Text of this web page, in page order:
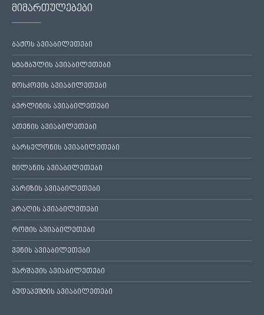
მიმართულებები
ბაქოს ავიაბილეთები
სტამბულის ავიაბილეთები
მოსკოვის ავიაბილეთები
ბერლინის ავიაბილეთები
ათენის ავიაბილეთები
ბარსელონის ავიაბილეთები
მილანის ავიაბილეთები
პარიზის ავიაბილეთები
პრაღის ავიაბილეთები
რომის ავიაბილეთები
ვენის ავიაბილეთები
ვარშავის ავიაბილეთები
ბუდაპეშტის ავიაბილეთები